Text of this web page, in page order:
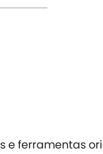
ferramentas